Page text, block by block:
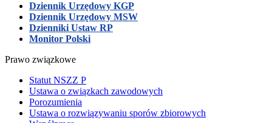
Dziennik Urzędowy KGP
Dziennik Urzędowy MSW
Dzienniki Ustaw RP
Monitor Polski
Prawo związkowe
Statut NSZZ P
Ustawa o związkach zawodowych
Porozumienia
Ustawa o rozwiązywaniu sporów zbiorowych